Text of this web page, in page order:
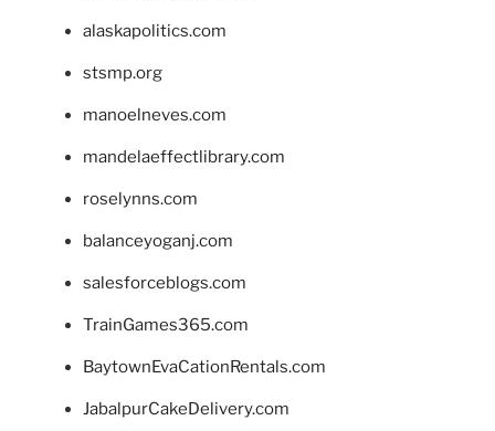
alaskapolitics.com
stsmp.org
manoelneves.com
mandelaeffectlibrary.com
roselynns.com
balanceyoganj.com
salesforceblogs.com
TrainGames365.com
BaytownEvaCationRentals.com
JabalpurCakeDelivery.com